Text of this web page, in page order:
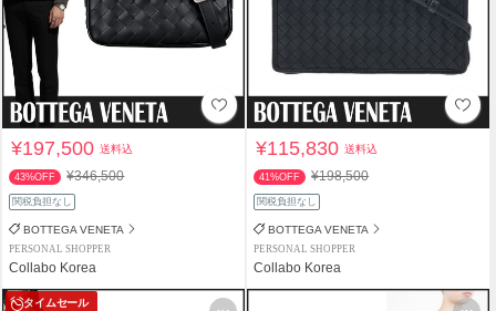
¥197,500送料込
43%OFF ¥346,500
関税負担なし
BOTTEGA VENETA
PERSONAL SHOPPER
Collabo Korea
¥115,830送料込
41%OFF ¥198,500
関税負担なし
BOTTEGA VENETA
PERSONAL SHOPPER
Collabo Korea
タイムセール